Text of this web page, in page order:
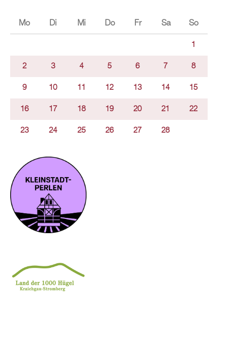
Mo Di Mi Do Fr Sa So
1
2 3 4 5 6 7 8
9 10 11 12 13 14 15
16 17 18 19 20 21 22
23 24 25 26 27 28